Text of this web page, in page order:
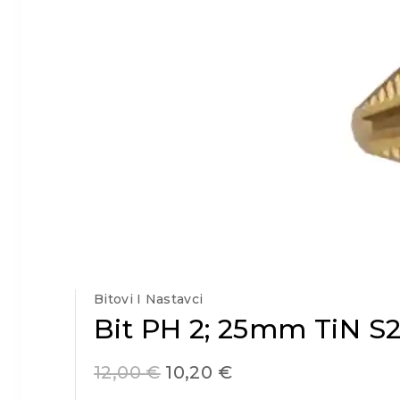
Bitovi I Nastavci
Bit PH 2; 25mm TiN
12,00€ 10,20 €